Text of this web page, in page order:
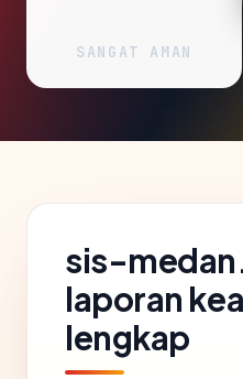
SANGAT AMAN
sis-
laporan
lengkap